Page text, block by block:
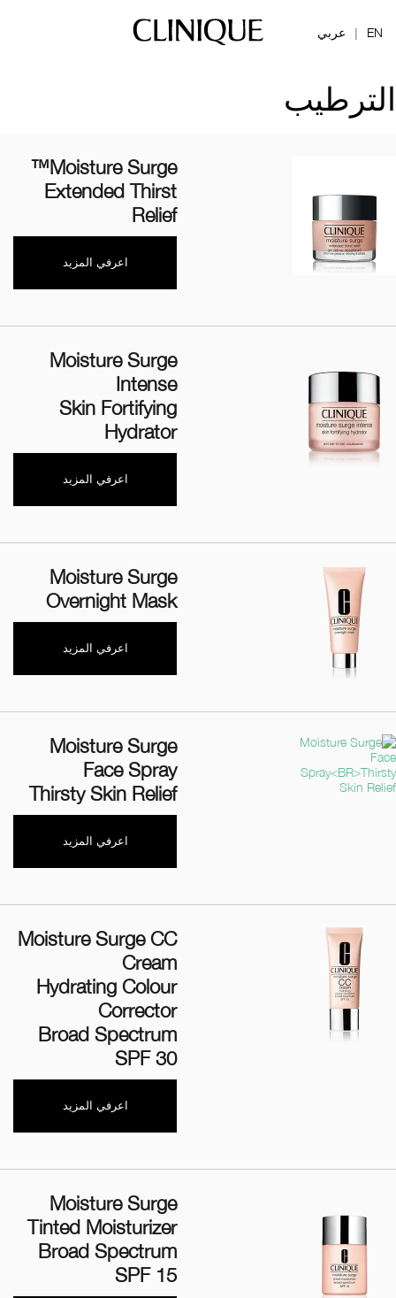
EN
| عربي
الترطيب
Moisture Surge™
Extended Thirst
Relief
اعرفي المزيد
Moisture Surge
Intense
Skin Fortifying
Hydrator
اعرفي المزيد
Moisture Surge
Overnight Mask
اعرفي المزيد
Moisture Surge
Face Spray
Thirsty Skin Relief
اعرفي المزيد
Moisture Surge CC
Cream
Hydrating Colour
Corrector
Broad Spectrum
SPF 30
اعرفي المزيد
Moisture Surge
Tinted Moisturizer
Broad Spectrum
SPF 15